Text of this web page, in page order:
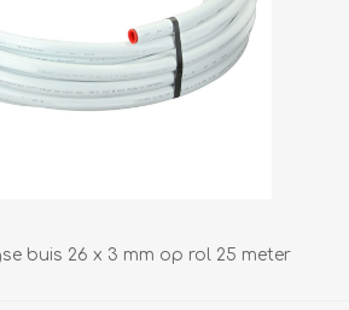
buis 26 x 3 mm op rol 25 meter